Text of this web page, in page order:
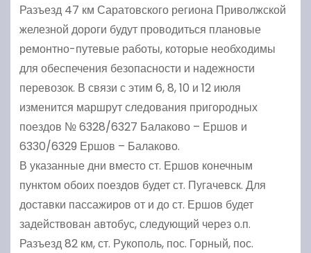
Разъезд 47 км Саратовского региона Приволжской
железной дороги будут проводиться плановые
ремонтно-путевые работы, которые необходимы
для обеспечения безопасности и надежности
перевозок. В связи с этим 6, 8, 10 и 12 июля
изменится маршрут следования пригородных
поездов № 6328/6327 Балаково – Ершов и
6330/6329 Ершов – Балаково.
В указанные дни вместо ст. Ершов конечным
пунктом обоих поездов будет ст. Пугачевск. Для
доставки пассажиров от и до ст. Ершов будет
задействован автобус, следующий через о.п.
Разъезд 82 км, ст. Рукополь, пос. Горный, пос.